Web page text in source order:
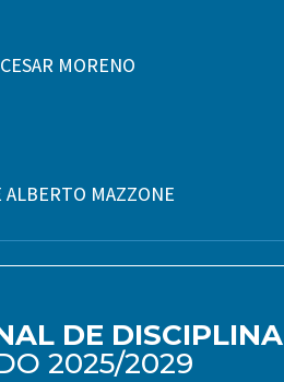
MORENO
ALBERTO MAZZONE
DE DISCIPLINA
2025/2029